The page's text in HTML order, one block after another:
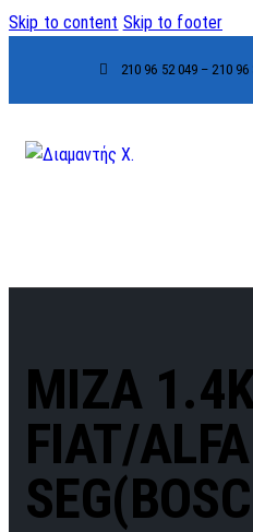
Skip to content Skip to footer
210 96 52 049 – 210 96
MIZA
FIAT/